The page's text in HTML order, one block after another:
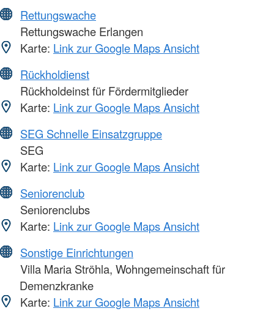
Rettungswache
Rettungswache Erlangen
Karte: Link zur Google Maps Ansicht
Rückholdienst
Rückholdeinst für Fördermitglieder
Karte: Link zur Google Maps Ansicht
SEG Schnelle Einsatzgruppe
SEG
Karte: Link zur Google Maps Ansicht
Seniorenclub
Seniorenclubs
Karte: Link zur Google Maps Ansicht
Sonstige Einrichtungen
Villa Maria Ströhla, Wohngemeinschaft für
Demenzkranke
Karte: Link zur Google Maps Ansicht